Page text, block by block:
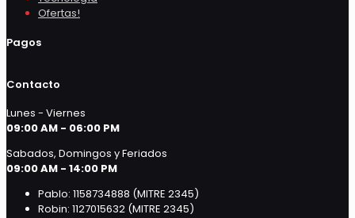
Ofertas!
Pagos
Contacto
Lunes - Viernes
09:00 AM - 06:00 PM
Sabados, Domingos y Feriados
09:00 AM - 14:00 PM
Pablo: 1158734888 (MITRE 2345)
Robin: 1127015632 (MITRE 2345)